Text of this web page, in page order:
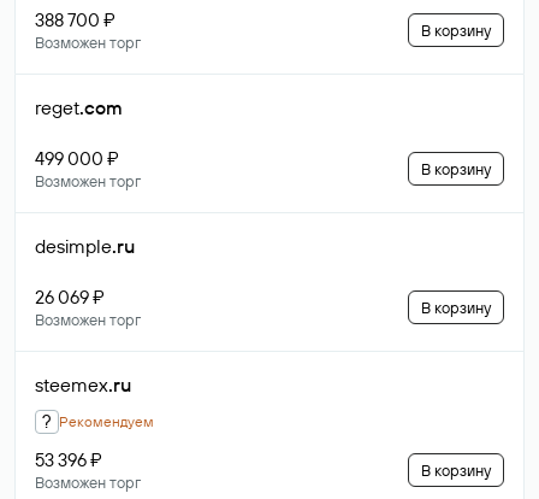
388 700 ₽
Возможен торг
В корзину
reget.com
499 000 ₽
Возможен торг
В корзину
desimple.ru
26 069 ₽
Возможен торг
В корзину
steemex.ru
? Рекомендуем
53 396 ₽
Возможен торг
В корзину